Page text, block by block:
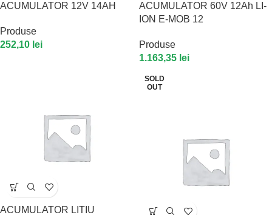
ACUMULATOR 12V 14AH
Produse
252,10 lei
ACUMULATOR 60V 12Ah LI-
ION E-MOB 12
Produse
1.163,35 lei
ACUMULATOR LITIU
SOLD
OUT